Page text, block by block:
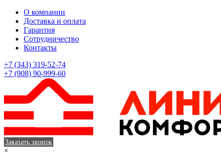
О компании
Доставка и оплата
Гарантия
Сотрудничество
Контакты
+7 (343) 319-52-74
+7 (908) 90-999-60
Заказать звонок
×